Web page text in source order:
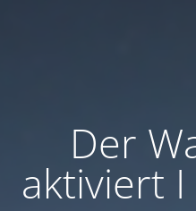
Der
aktiviert